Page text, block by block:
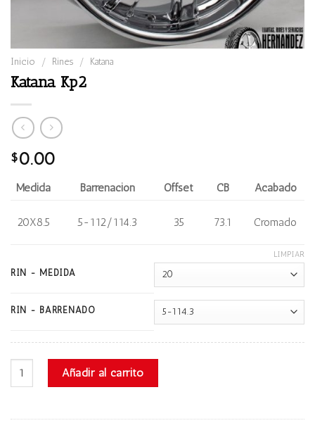
Inicio / Rines / Katana
Katana Kp2
$0.00
Medida Barrenación Offset CB Acabado
20X8.5 5-112/114.3 35 73.1 Cromado
RIN - MEDIDA
RIN - BARRENADO
LIMPIAR
Katana Kp2 cantidadAñadir al carrito